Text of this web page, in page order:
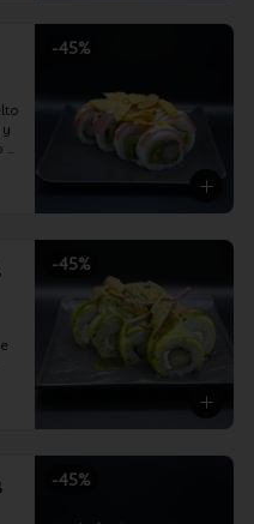
-45%
-45%
-45%